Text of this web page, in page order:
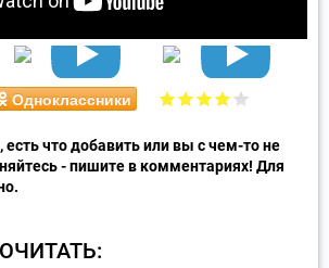
Одноклассники
что добавить или вы с чем-то не
- пишите в комментариях! Для